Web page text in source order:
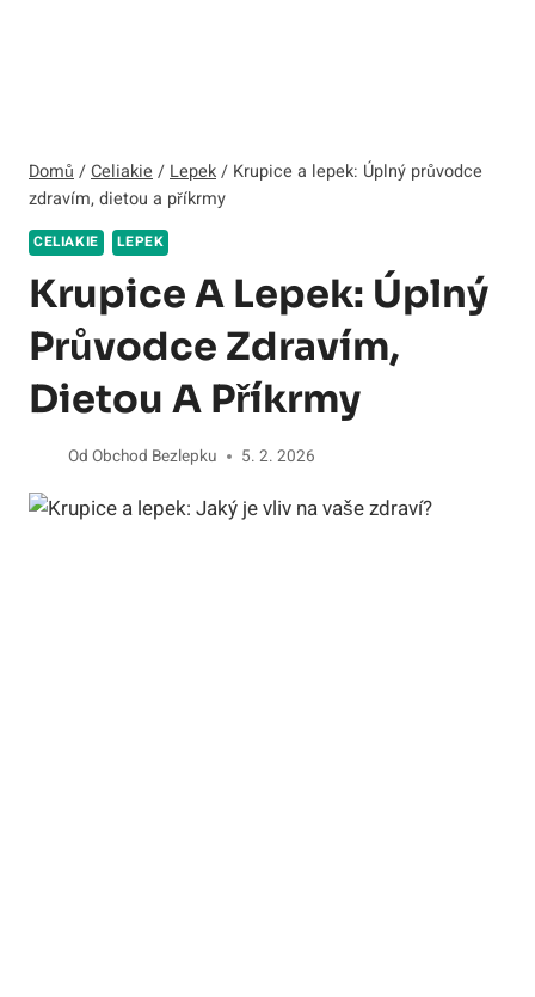
Domů /Celiakie / Lepek/ Krupice a lepek: Úplný průvodce
zdravím, dietou a příkrmy
CELIAKIE LEPEK
Krupice A Lepek: Úplný
Průvodce Zdravím,
Dietou A Příkrmy
Od Obchod Bezlepku 5. 2. 2026